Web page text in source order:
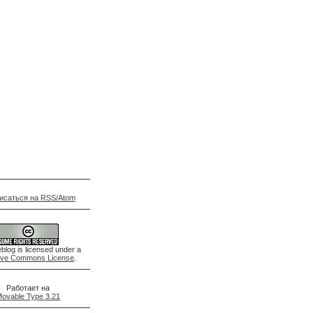
на RSS/Atom
is licensed under a
Commons License
Работает на
Type 3.21